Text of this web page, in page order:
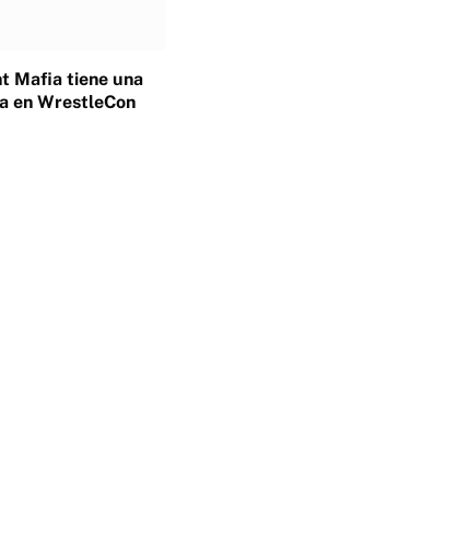
Mafia tiene una
en WrestleCon